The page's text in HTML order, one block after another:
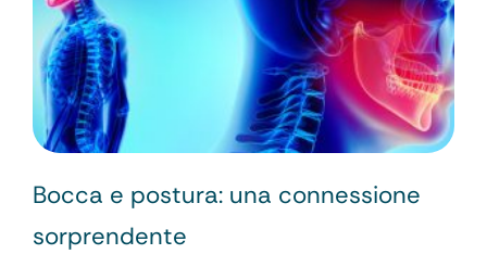
Bocca e postura: una connessione
sorprendente